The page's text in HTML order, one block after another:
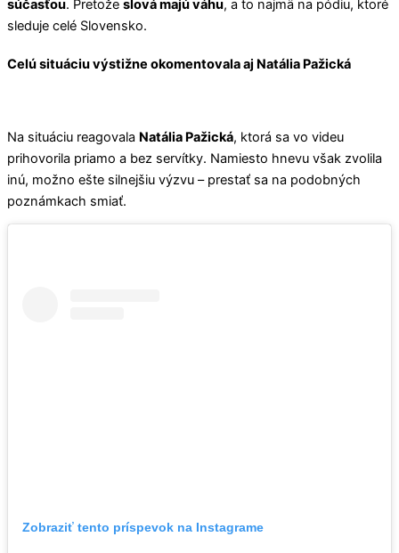
súčasťou. Pretože slová majú váhu, a to najmä na pódiu, ktoré
sleduje celé Slovensko.
Celú situáciu výstižne okomentovala aj Natália Pažická
Na situáciu reagovala Natália Pažická, ktorá sa vo videu
prihovorila priamo a bez servítky. Namiesto hnevu však zvolila
inú, možno ešte silnejšiu výzvu – prestať sa na podobných
poznámkach smiať.
Zobraziť tento príspevok na Instagrame